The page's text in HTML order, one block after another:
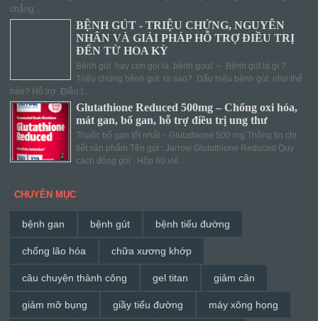
chẳng ...
BỆNH GÚT - TRIỆU CHỨNG, NGUYÊN
NHÂN VÀ GIẢI PHÁP HỖ TRỢ ĐIỀU TRỊ
ĐẾN TỪ HOA KỲ
Bệnh gút hay còn gọi là bệnh gout – Bệnh gút là gì ?
Triệu chứng bệnh gút ra sao? Dấu hiệu bệnh gút như thế
nào? Hỗ trợ Điều t...
Glutathione Reduced 500mg – Chống oxi hóa,
mát gan, bổ gan, hỗ trợ điều trị ung thư
Thuốc bổ gan tốt nhất - Glutathione 500 mg Thông tin chi
tiết sản phẩm Tên gọi : Jarrow Glutathione Reduced Quy
cách đóng gói : Hộp 60 viê...
CHUYÊN MỤC
bệnh gan bệnh gút bệnh tiểu đường
chống lão hóa chữa xương khớp
câu chuyện thành công gel titan giảm cân
giảm mỡ bụng giầy tiểu đường máy xông họng